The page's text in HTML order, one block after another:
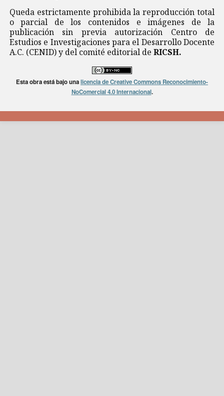
Queda estrictamente prohibida la reproducción total
o parcial de los contenidos e imágenes de la
publicación sin previa autorización Centro de
Estudios e Investigaciones para el Desarrollo Docente
A.C. (CENID) y del comité editorial de RICSH.
Esta obra está bajo unalicencia de Creative Commons Reconocimiento-
NoComercial 4.0 Internacional.